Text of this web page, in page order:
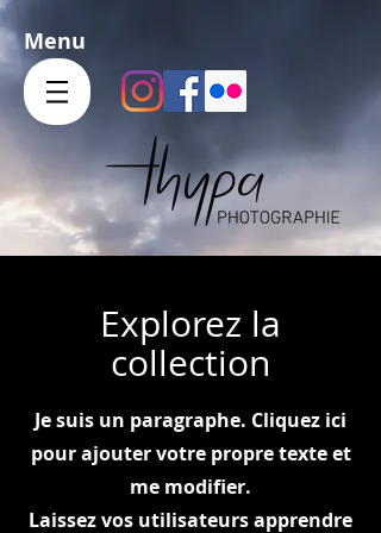
Menu
Explorez la
collection
Je suis un paragraphe. Cliquez ici
pour ajouter votre propre texte et
me modifier.
Laissez vos utilisateurs apprendre